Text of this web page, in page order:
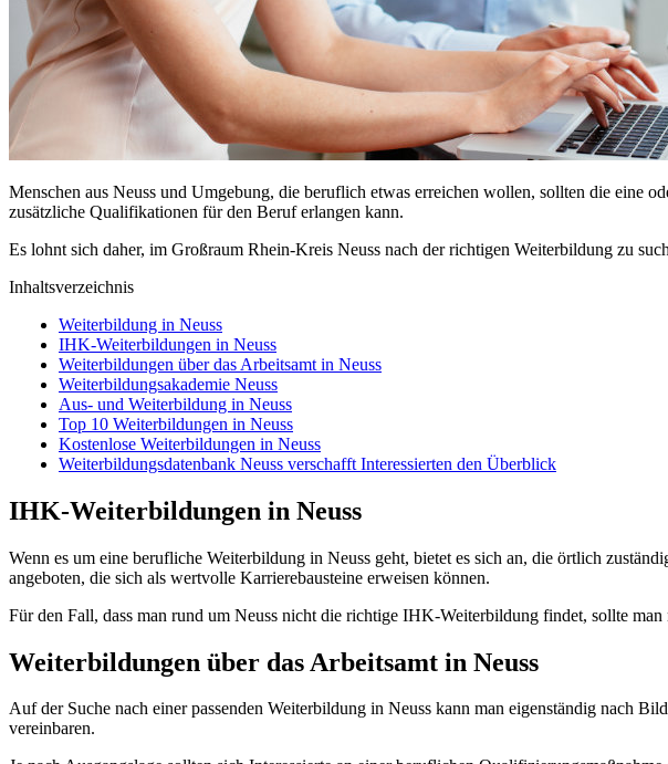
Menschen aus Neuss und Umgebung, die beruflich etwas erreichen wollen, sollten die eine
zusätzliche Qualifikationen für den Beruf erlangen kann.
Es lohnt sich daher, im Großraum Rhein-Kreis Neuss nach der richtigen Weiterbildung zu
Inhaltsverzeichnis
Weiterbildung in Neuss
IHK-Weiterbildungen in Neuss
Weiterbildungen über das Arbeitsamt in Neuss
Weiterbildungsakademie Neuss
Aus- und Weiterbildung in Neuss
Top 10 Weiterbildungen in Neuss
Kostenlose Weiterbildungen in Neuss
Weiterbildungsdatenbank Neuss verschafft Interessierten den Überblick
IHK-Weiterbildungen in Neuss
Wenn es um eine berufliche Weiterbildung in Neuss geht, bietet es sich an, die örtlich
angeboten, die sich als wertvolle Karrierebausteine erweisen können.
Für den Fall, dass man rund um Neuss nicht die richtige IHK-Weiterbildung findet, sollte
Weiterbildungen über das Arbeitsamt in Neuss
Auf der Suche nach einer passenden Weiterbildung in Neuss kann man eigenständig nach
vereinbaren.